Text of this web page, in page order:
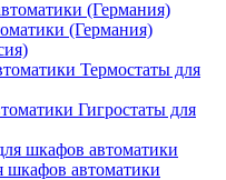
(Германия)
Термостаты для
Гигростаты для
шкафов автоматики